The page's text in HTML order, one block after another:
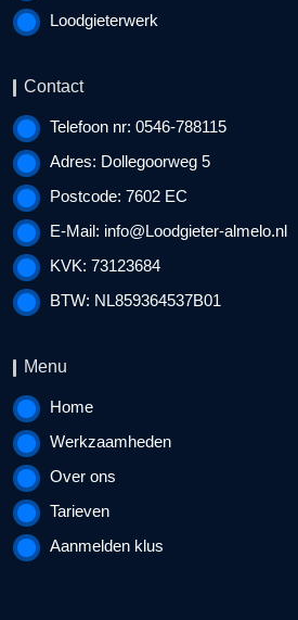
Loodgieterwerk
Contact
Telefoon nr: 0546-788115
Adres: Dollegoorweg 5
Postcode: 7602 EC
E-Mail: info@Loodgieter-almelo.nl
KVK: 73123684
BTW: NL859364537B01
Menu
Home
Werkzaamheden
Over ons
Tarieven
Aanmelden klus